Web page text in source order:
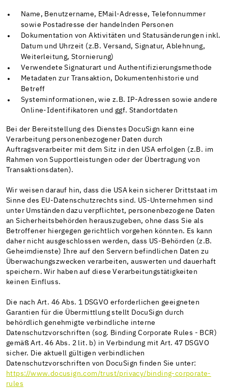
Name, Benutzername, EMail-Adresse, Telefonnummer
sowie Postadresse der handelnden Personen
Dokumentation von Aktivitäten und Statusänderungen inkl.
Datum und Uhrzeit (z.B. Versand, Signatur, Ablehnung,
Weiterleitung, Stornierung)
Verwendete Signaturart und Authentifizierungsmethode
Metadaten zur Transaktion, Dokumentenhistorie und
Betreff
Systeminformationen, wie z.B. IP-Adressen sowie andere
Online-Identifikatoren und ggf. Standortdaten
Bei der Bereitstellung des Dienstes DocuSign kann eine
Verarbeitung personenbezogener Daten durch
Auftragsverarbeiter mit dem Sitz in den USA erfolgen (z.B. im
Rahmen von Supportleistungen oder der Übertragung von
Transaktionsdaten).
Wir weisen darauf hin, dass die USA kein sicherer Drittstaat im
Sinne des EU-Datenschutzrechts sind. US-Unternehmen sind
unter Umständen dazu verpflichtet, personenbezogene Daten
an Sicherheitsbehörden herauszugeben, ohne dass Sie als
Betroffener hiergegen gerichtlich vorgehen könnten. Es kann
daher nicht ausgeschlossen werden, dass US-Behörden (z.B.
Geheimdienste) Ihre auf den Servern befindlichen Daten zu
Überwachungszwecken verarbeiten, auswerten und dauerhaft
speichern. Wir haben auf diese Verarbeitungstätigkeiten
keinen Einfluss.
Die nach Art. 46 Abs. 1 DSGVO erforderlichen geeigneten
Garantien für die Übermittlung stellt DocuSign durch
behördlich genehmigte verbindliche interne
Datenschutzvorschriften (sog. Binding Corporate Rules - BCR)
gemäß Art. 46 Abs. 2 lit. b) in Verbindung mit Art. 47 DSGVO
sicher. Die aktuell gültigen verbindlichen
Datenschutzvorschriften von DocuSign finden Sie unter:
https://www.docusign.com/trust/privacy/binding-corporate-
rules